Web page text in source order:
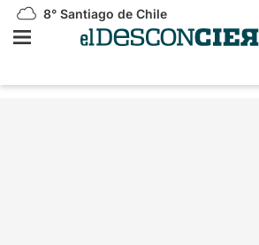
8° Santiago de Chile